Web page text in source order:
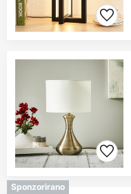
Sponzorirano